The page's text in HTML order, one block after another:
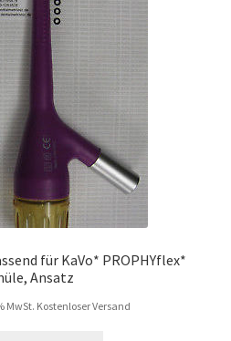
für KaVo* PROPHYflex*
Ansatz
MwSt. Kostenloser Versand